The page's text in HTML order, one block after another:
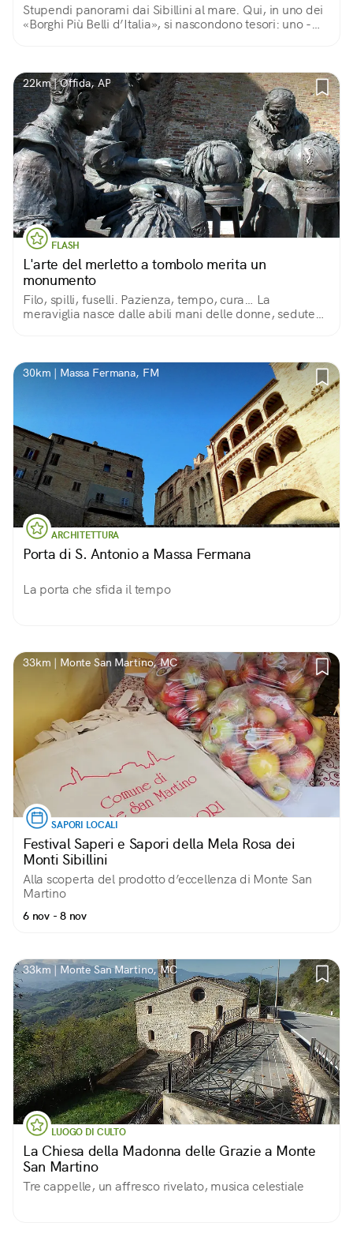
Stupendi panorami dai Sibillini al mare. Qui, in uno dei
«Borghi Più Belli d’Italia», si nascondono tesori: uno -
22km | Offida, AP
FLASH
L'arte del merletto a tombolo merita un
monumento
Filo, spilli, fuselli. Pazienza, tempo, cura… La
meraviglia nasce dalle abili mani delle donne, sedute
30km | Massa Fermana, FM
ARCHITETTURA
Porta di S. Antonio a Massa Fermana
La porta che sfida il tempo
33km | Monte San Martino, MC
SAPORI LOCALI
Festival Saperi e Sapori della Mela Rosa dei
Monti Sibillini
Alla scoperta del prodotto d’eccellenza di Monte San
Martino
6 nov - 8 nov
33km | Monte San Martino, MC
LUOGO DI CULTO
La Chiesa della Madonna delle Grazie a Monte
San Martino
Tre cappelle, un affresco rivelato, musica celestiale